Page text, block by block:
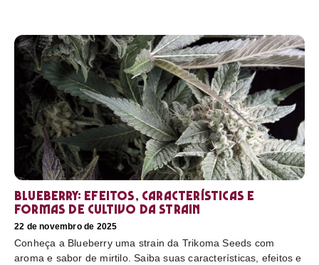
Blueberry: efeitos, características e
formas de cultivo da strain
22 de novembro de 2025
Conheça a Blueberry uma strain da Trikoma Seeds com
aroma e sabor de mirtilo. Saiba suas características, efeitos e